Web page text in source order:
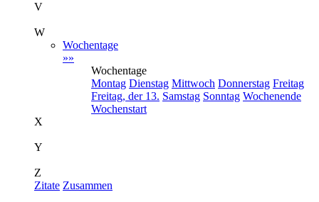
V
W
Wochentage
»»
Wochentage
Montag Dienstag Mittwoch Donnerstag Freitag
Freitag, der 13. Samstag Sonntag Wochenende
Wochenstart
X
Y
Z
Zitate Zusammen